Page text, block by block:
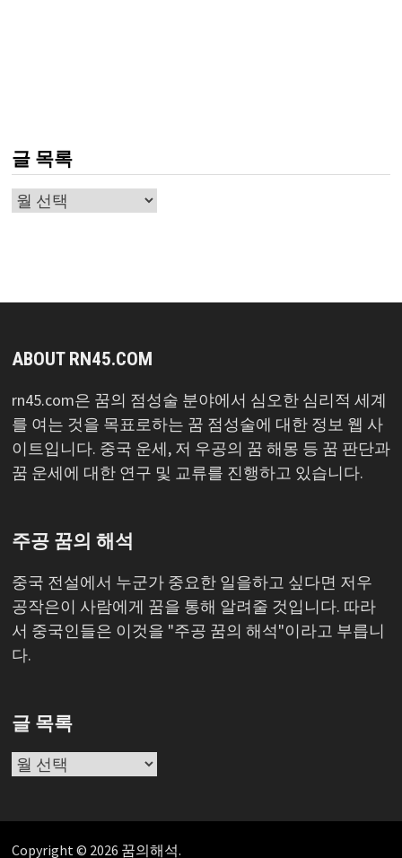
글 목록
글
ABOUT RN45.COM
rn45.com은 꿈의 점성술 분야에서 심오한 심리적 세계
를 여는 것을 목표로하는 꿈 점성술에 대한 정보 웹 사
이트입니다. 중국 운세, 저 우공의 꿈 해몽 등 꿈 판단과
꿈 운세에 대한 연구 및 교류를 진행하고 있습니다.
주공 꿈의 해석
중국 전설에서 누군가 중요한 일을하고 싶다면 저우
공작은이 사람에게 꿈을 통해 알려줄 것입니다. 따라
서 중국인들은 이것을 "주공 꿈의 해석"이라고 부릅니
다.
글 목록
글
Copyright © 2026 꿈의해석.